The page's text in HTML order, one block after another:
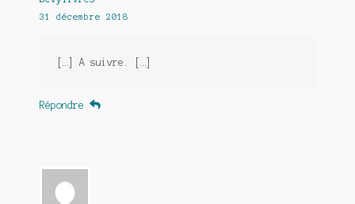
31 décembre 2018
[…] A suivre. […]
Répondre